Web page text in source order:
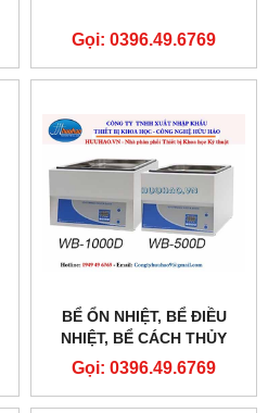
Gọi: 0396.49.6769
BỂ ỔN NHIỆT, BỂ ĐIỀU
NHIỆT, BỂ CÁCH THỦY
Gọi: 0396.49.6769